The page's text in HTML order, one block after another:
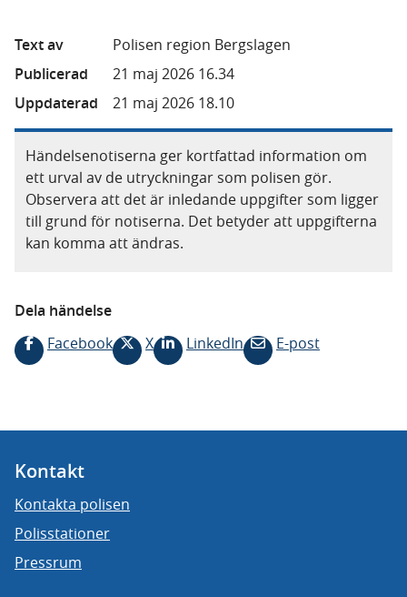
Text av
Polisen region Bergslagen
Publicerad
21 maj 2026 16.34
Uppdaterad
21 maj 2026 18.10
Händelsenotiserna ger kortfattad information om
ett urval av de utryckningar som polisen gör.
Observera att det är inledande uppgifter som ligger
till grund för notiserna. Det betyder att uppgifterna
kan komma att ändras.
Dela händelse
Facebook
X LinkedIn E-post
Kontakt
Kontakta polisen
Polisstationer
Pressrum